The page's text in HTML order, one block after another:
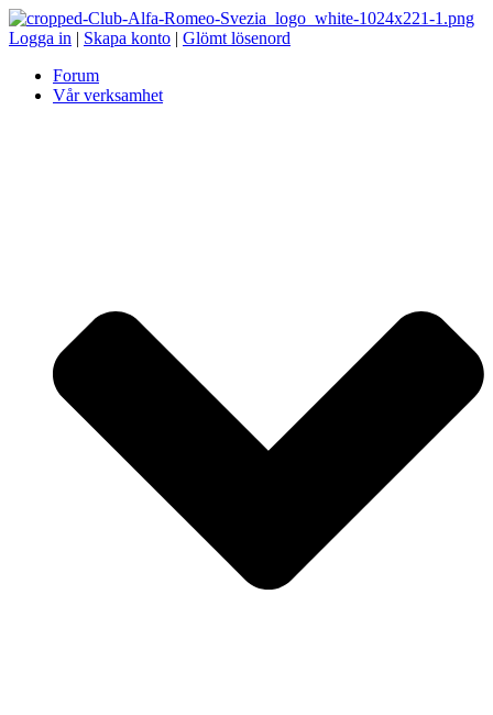
Logga in | Skapa konto | Glömt lösenord
Forum
Vår verksamhet